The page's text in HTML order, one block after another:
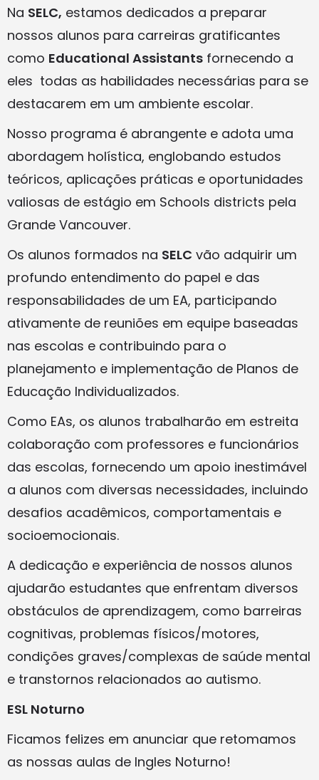
Na SELC, estamos dedicados a preparar
nossos alunos para carreiras gratificantes
como Educational Assistants fornecendo a
eles todas as habilidades necessárias para se
destacarem em um ambiente escolar.
Nosso programa é abrangente e adota uma
abordagem holística, englobando estudos
teóricos, aplicações práticas e oportunidades
valiosas de estágio em Schools districts pela
Grande Vancouver.
Os alunos formados na SELC vão adquirir um
profundo entendimento do papel e das
responsabilidades de um EA, participando
ativamente de reuniões em equipe baseadas
nas escolas e contribuindo para o
planejamento e implementação de Planos de
Educação Individualizados.
Como EAs, os alunos trabalharão em estreita
colaboração com professores e funcionários
das escolas, fornecendo um apoio inestimável
a alunos com diversas necessidades, incluindo
desafios acadêmicos, comportamentais e
socioemocionais.
A dedicação e experiência de nossos alunos
ajudarão estudantes que enfrentam diversos
obstáculos de aprendizagem, como barreiras
cognitivas, problemas físicos/motores,
condições graves/complexas de saúde mental
e transtornos relacionados ao autismo.
ESL Noturno
Ficamos felizes em anunciar que retomamos
as nossas aulas de Ingles Noturno!